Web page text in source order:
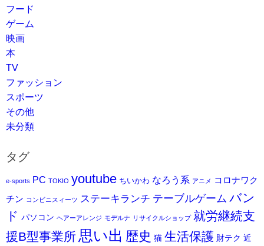
フード
ゲーム
映画
本
TV
ファッション
スポーツ
その他
未分類
タグ
e-sports PC TOKIO youtube ちいかわ なろう系 アニメ
コロナワク
チン コンビニスィーツ ステーキランチ テーブルゲーム バン
ド パソコン ヘアーアレンジ モデルナ リサイクルショップ 就労継続支
援B型事業所 思い出 歴史 猫 生活保護 財テク 近